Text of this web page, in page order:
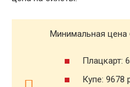
Минимальная цена
Плацкарт:
Купе: 9678